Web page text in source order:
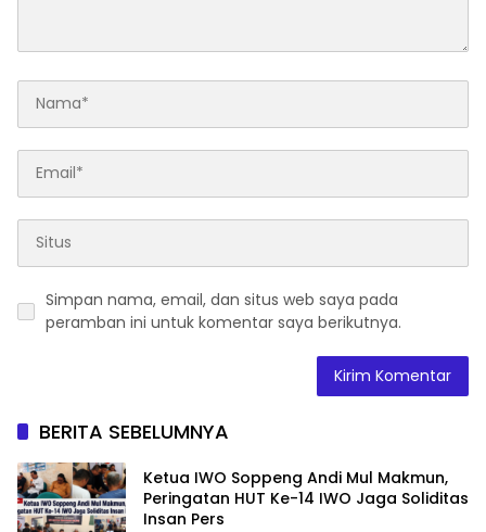
Simpan nama, email, dan situs web saya pada
peramban ini untuk komentar saya berikutnya.
BERITA SEBELUMNYA
Ketua IWO Soppeng Andi Mul Makmun,
Peringatan HUT Ke-14 IWO Jaga Soliditas
Insan Pers